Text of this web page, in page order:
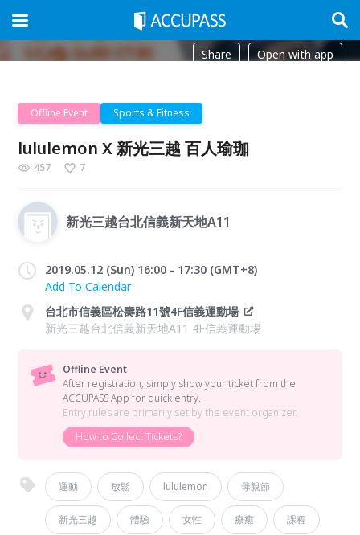
Share Open with app
Offline Event Sports & Fitness
lululemon X 新光三越 百人瑜珈
457 7
新光三越台北信義新天地A11
2019.05.12 (Sun) 16:00 - 17:30 (GMT+8)
Add To Calendar
台北市信義區松壽路11號4F信義運動場
新光三越台北信義新天地A11 4F信義運動場
Offline Event
After registration, simply show your ticket from the
ACCUPASS App for quick entry.
Entry rules are primarily set by the event organizer.
How to Collect Tickets?
運動 放鬆 lululemon 母親節
新光三越 體驗 女性 療癒 課程